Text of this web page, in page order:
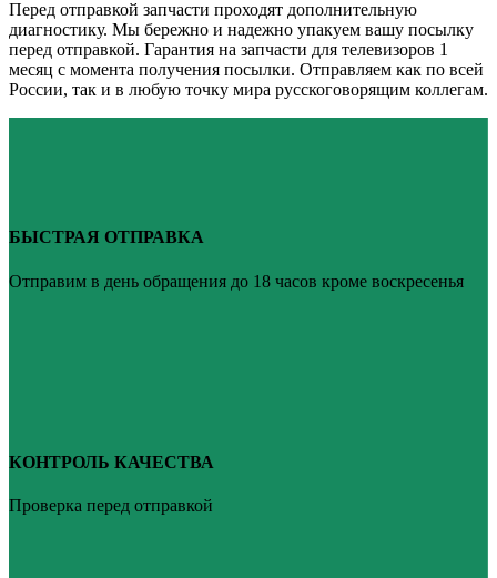
Перед отправкой запчасти проходят дополнительную
диагностику. Мы бережно и надежно упакуем вашу посылку
перед отправкой. Гарантия на запчасти для телевизоров 1
месяц с момента получения посылки. Отправляем как по всей
России, так и в любую точку мира русскоговорящим коллегам.
БЫСТРАЯ ОТПРАВКА
Отправим в день обращения до 18 часов кроме воскресенья
КОНТРОЛЬ КАЧЕСТВА
Проверка перед отправкой